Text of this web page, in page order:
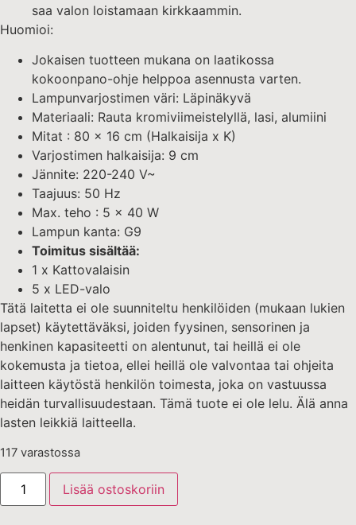
saa valon loistamaan kirkkaammin.
Huomioi:
Jokaisen tuotteen mukana on laatikossa
kokoonpano-ohje helppoa asennusta varten.
Lampunvarjostimen väri: Läpinäkyvä
Materiaali: Rauta kromiviimeistelyllä, lasi, alumiini
Mitat : 80 x 16 cm (Halkaisija x K)
Varjostimen halkaisija: 9 cm
Jännite: 220-240 V~
Taajuus: 50 Hz
Max. teho : 5 x 40 W
Lampun kanta: G9
Toimitus sisältää:
1 x Kattovalaisin
5 x LED-valo
Tätä laitetta ei ole suunniteltu henkilöiden (mukaan lukien
lapset) käytettäväksi, joiden fyysinen, sensorinen ja
henkinen kapasiteetti on alentunut, tai heillä ei ole
kokemusta ja tietoa, ellei heillä ole valvontaa tai ohjeita
laitteen käytöstä henkilön toimesta, joka on vastuussa
heidän turvallisuudestaan. Tämä tuote ei ole lelu. Älä anna
lasten leikkiä laitteella.
117 varastossa
Lisää ostoskoriin